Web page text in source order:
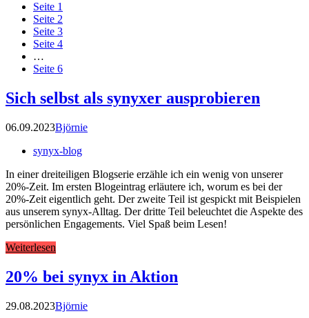
Seite 1
Seite 2
Seite 3
Seite 4
…
Seite 6
Sich selbst als synyxer ausprobieren
06.09.2023Björnie
synyx-blog
In einer dreiteiligen Blogserie erzähle ich ein wenig von unserer
20%-Zeit. Im ersten Blogeintrag erläutere ich, worum es bei der
20%-Zeit eigentlich geht. Der zweite Teil ist gespickt mit Beispielen
aus unserem synyx-Alltag. Der dritte Teil beleuchtet die Aspekte des
persönlichen Engagements. Viel Spaß beim Lesen!
Weiterlesen
20% bei synyx in Aktion
29.08.2023Björnie